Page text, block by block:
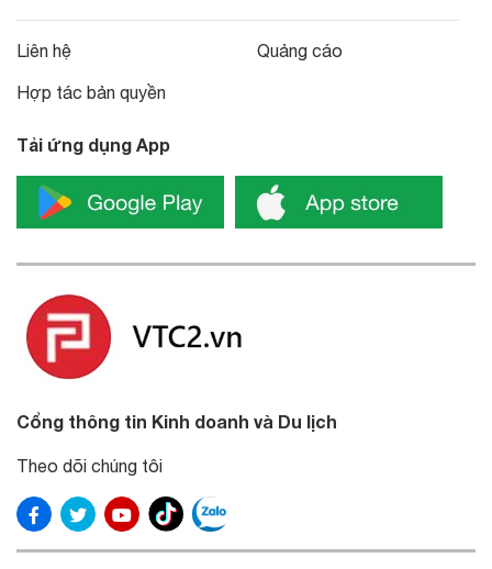
Liên hệ
Hợp tác bản quyền
Quảng cáo
Tải ứng dụng App
Cổng thông tin Kinh doanh và Du lịch
Theo dõi chúng tôi